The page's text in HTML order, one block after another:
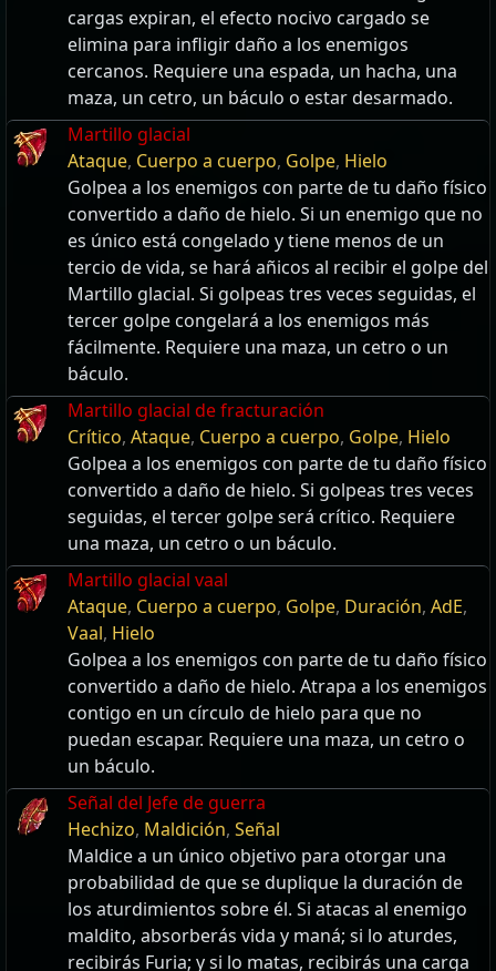
cargas expiran, el efecto nocivo cargado se
elimina para infligir daño a los enemigos
cercanos. Requiere una espada, un hacha, una
maza, un cetro, un báculo o estar desarmado.
Martillo glacial
Ataque, Cuerpo a cuerpo, Golpe, Hielo
Golpea a los enemigos con parte de tu daño físico
convertido a daño de hielo. Si un enemigo que no
es único está congelado y tiene menos de un
tercio de vida, se hará añicos al recibir el golpe del
Martillo glacial. Si golpeas tres veces seguidas, el
tercer golpe congelará a los enemigos más
fácilmente. Requiere una maza, un cetro o un
báculo.
Martillo glacial de fracturación
Crítico, Ataque, Cuerpo a cuerpo, Golpe, Hielo
Golpea a los enemigos con parte de tu daño físico
convertido a daño de hielo. Si golpeas tres veces
seguidas, el tercer golpe será crítico. Requiere
una maza, un cetro o un báculo.
Martillo glacial vaal
Ataque, Cuerpo a cuerpo, Golpe, Duración, AdE,
Vaal, Hielo
Golpea a los enemigos con parte de tu daño físico
convertido a daño de hielo. Atrapa a los enemigos
contigo en un círculo de hielo para que no
puedan escapar. Requiere una maza, un cetro o
un báculo.
Señal del Jefe de guerra
Hechizo, Maldición, Señal
Maldice a un único objetivo para otorgar una
probabilidad de que se duplique la duración de
los aturdimientos sobre él. Si atacas al enemigo
maldito, absorberás vida y maná; si lo aturdes,
recibirás Furia; y si lo matas, recibirás una carga